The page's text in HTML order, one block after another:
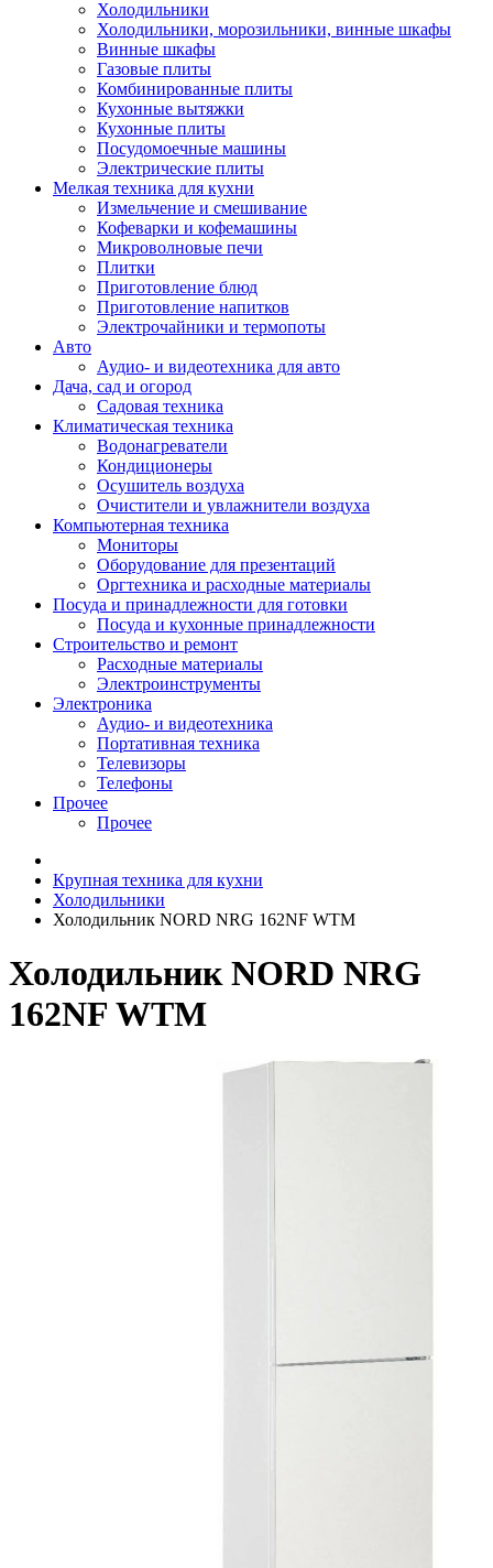
Холодильники
Холодильники, морозильники, винные шкафы
Винные шкафы
Газовые плиты
Комбинированные плиты
Кухонные вытяжки
Кухонные плиты
Посудомоечные машины
Электрические плиты
Мелкая техника для кухни
Измельчение и смешивание
Кофеварки и кофемашины
Микроволновые печи
Плитки
Приготовление блюд
Приготовление напитков
Электрочайники и термопоты
Авто
Аудио- и видеотехника для авто
Дача, сад и огород
Садовая техника
Климатическая техника
Водонагреватели
Кондиционеры
Осушитель воздуха
Очистители и увлажнители воздуха
Компьютерная техника
Мониторы
Оборудование для презентаций
Оргтехника и расходные материалы
Посуда и принадлежности для готовки
Посуда и кухонные принадлежности
Строительство и ремонт
Расходные материалы
Электроинструменты
Электроника
Аудио- и видеотехника
Портативная техника
Телевизоры
Телефоны
Прочее
Прочее
Крупная техника для кухни
Холодильники
Холодильник NORD NRG 162NF WTM
Холодильник NORD NRG
162NF WTM